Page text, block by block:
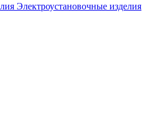
Электроустановочные изделия